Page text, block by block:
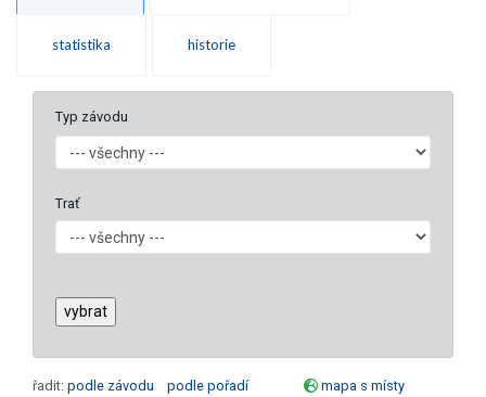
statistika historie
Typ závodu
Trať
řadit: podle závodu podle pořadí
mapa s místy